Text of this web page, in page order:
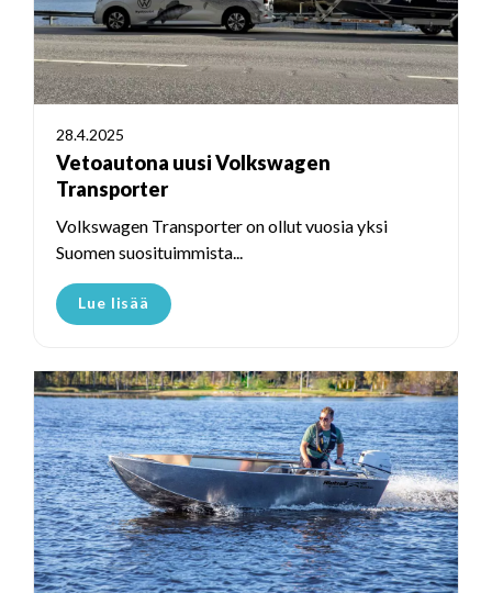
28.4.2025
Vetoautona uusi Volkswagen
Transporter
Volkswagen Transporter on ollut vuosia yksi
Suomen suosituimmista...
Lue lisää